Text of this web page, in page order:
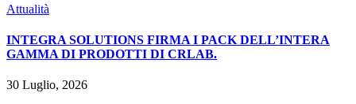
Attualità
INTEGRA SOLUTIONS FIRMA I PACK DELL’INTERA
GAMMA DI PRODOTTI DI CRLAB.
30 Luglio, 2026